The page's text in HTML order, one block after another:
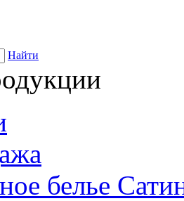
Найти
белье